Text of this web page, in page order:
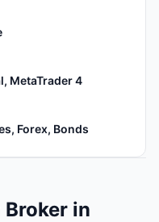
MetaTrader 4
Forex, Bonds
Broker in